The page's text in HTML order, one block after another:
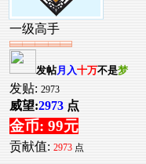
一级高手
发帖月入十万不是梦
发贴: 2973
威望:2973 点
金币: 99元
贡献值: 2973 点